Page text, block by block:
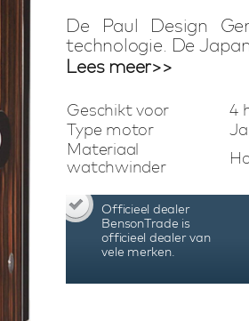
De Paul Design
technologie. De
middel van het
draairichting en het
watchwinder is
eigenschappen als
watchwinder alles
Paul Design
Lees meer>>
Geschikt voor
4
Type motor
Materiaal
watchwinder
Officieel dealer
BensonTrade is
officieel dealer van
vele merken.